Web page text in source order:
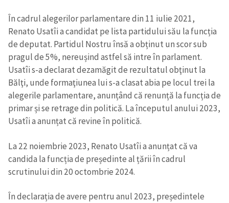
În cadrul alegerilor parlamentare din 11 iulie 2021,
Renato Usatîi a candidat pe lista partidului său la funcția
de deputat. Partidul Nostru însă a obținut un scor sub
pragul de 5%, nereușind astfel să intre în parlament.
Usatîi s-a declarat dezamăgit de rezultatul obţinut la
Bălţi, unde formaţiunea lui s-a clasat abia pe locul trei la
alegerile parlamentare, anunțând că renunță la funcția de
primar și se retrage din politică. La începutul anului 2023,
Usatîi a anunțat că revine în politică.
La 22 noiembrie 2023, Renato Usatîi a anunțat că va
candida la funcția de președinte al țării în cadrul
scrutinului din 20 octombrie 2024.
În declarația de avere pentru anul 2023, președintele